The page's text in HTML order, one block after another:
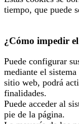
tiempo, que puede
¿Cómo impedir
Puede configurar
mediante el
sitio web, podrá
finalidades.
Puede acceder al
pie de la página.